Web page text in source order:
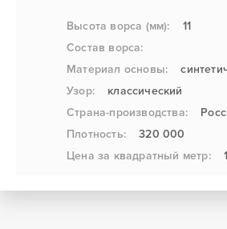
Высота ворса (мм):
11
Состав ворса:
Материал основы:
Узор:
классический
Страна-производства:
Плотность:
320 000
Цена за квадратный метр: